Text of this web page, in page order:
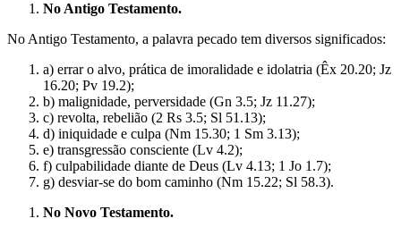
No Antigo Testamento.
No Antigo Testamento, a palavra pecado tem diversos significados:
a) errar o alvo, prática de imoralidade e idolatria (Êx 20.20; Jz
16.20; Pv 19.2);
b) malignidade, perversidade (Gn 3.5; Jz 11.27);
c) revolta, rebelião (2 Rs 3.5; Sl 51.13);
d) iniquidade e culpa (Nm 15.30; 1 Sm 3.13);
e) transgressão consciente (Lv 4.2);
f) culpabilidade diante de Deus (Lv 4.13; 1 Jo 1.7);
g) desviar-se do bom caminho (Nm 15.22; Sl 58.3).
No Novo Testamento.